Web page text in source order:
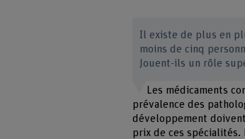
Il existe de plus en
moins de cinq
Jouent-ils un rôle
Les médicaments
prévalence des
développement
prix de ces spécialités.